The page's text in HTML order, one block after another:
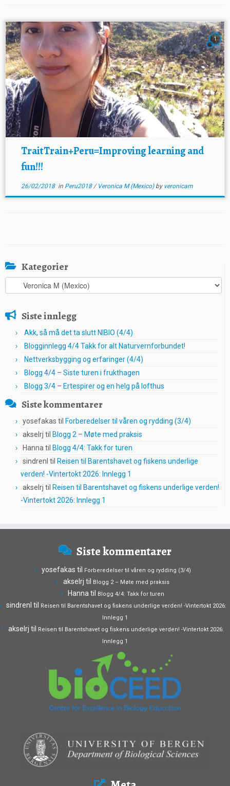
1
TraitTrain+Peru=Improving learning and
fun!!!
26/02/2018in Peru2018/ Veronica M (Mexico) by veronicam
Kategorier
Kategorier
Siste innlegg
Akk, så må det ta slutt NIBIO (4/4)
Blogginnlegg 4/4 Takk for alt Naturvernforbundet!
Nettverksbygging og erfaringer (4/4)
Blogg 4/4 – Siste turen i frukthagen
Blogg 3/4 – Ertespirer og en helg på lofthus
Siste kommentarer
yosefakas til Forberedelser til våren og rydding (3/4)
akselrj til Blogg 2 – Møte med praksis
Hanna til Blogg 4/4: Takk for turen
sindrenl til Reisen til Barentshavet og fiskens underlige
verden! -Vintertokt 2026: Innlegg 1
akselrj til Reisen til Barentshavet og fiskens underlige verden!
-Vintertokt 2026: Innlegg 1
Siste kommentarer
yosefakas til Forberedelser til våren og rydding (3/4)
akselrj til Blogg 2 – Møte med praksis
Hanna til Blogg 4/4: Takk for turen
sindrenl til Reisen til Barentshavet og fiskens underlige verden! -Vintertokt 2026:
Innlegg 1
akselrj til Reisen til Barentshavet og fiskens underlige verden! -Vintertokt 2026:
Innlegg 1